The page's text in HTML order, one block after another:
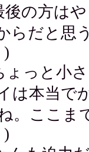
の方はや
らだと思
)
っと小
は本当で
。ここま
)